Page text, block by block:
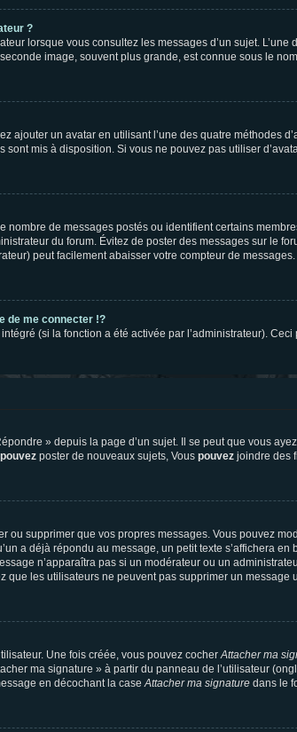
?
lorsque vous consultez les messages d’un sujet.
image, souvent plus grande, est connue sous le
ajouter un avatar en utilisant l’une des quatre méthodes
mis à disposition. Si vous ne pouvez pas utiliser
nombre de messages postés ou identifient certains
du forum. Évitez de poster des messages sur le
peut facilement abaisser votre compteur de messages.
de me connecter !?
(si la fonction a été activée par l’administrateur).
» depuis la page d’un sujet. Il se peut que vous
pouvez poster de nouveaux sujets, Vous pouvez joindre des
ou supprimer que vos propres messages. Vous pouvez
a déjà répondu au message, un petit texte s’affichera
n’apparaîtra pas si un modérateur ou un
les utilisateurs ne peuvent pas supprimer un message
Une fois créée, vous pouvez cocherAttacher ma
ma signature » à partir du panneau de l’utilisateur
en décochant la caseAttacher ma signature dans le